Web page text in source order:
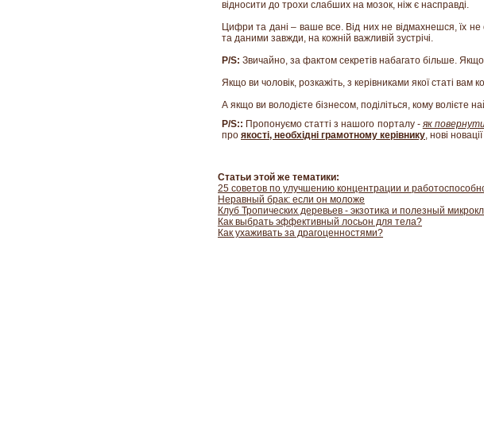
відносити до трохи слабших на мозок, ніж є насправді.
Цифри та дані – ваше все. Від них не відмахнешся, їх
та даними завжди, на кожній важливій зустрічі.
P/S: Звичайно, за фактом секретів набагато більше.
Якщо ви чоловік, розкажіть, з керівниками якої статі
А якщо ви володієте бізнесом, поділіться, кому волієте
P/S:: Пропонуємо статті з нашого порталу - як
про якості, необхідні грамотному керівнику, нові
Статьи этой же тематики:
25 советов по улучшению концентрации и
Неравный брак: если он моложе
Клуб Тропических деревьев - экзотика и полезный
Как выбрать эффективный лосьон для тела?
Как ухаживать за драгоценностями?